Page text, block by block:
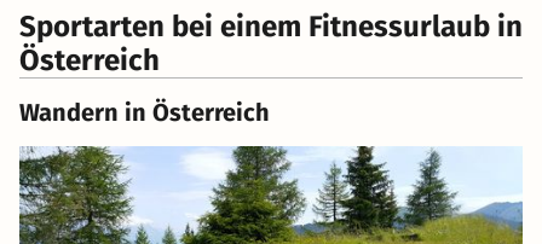
Sportarten bei einem Fitnessurlaub in
Österreich
Wandern in Österreich